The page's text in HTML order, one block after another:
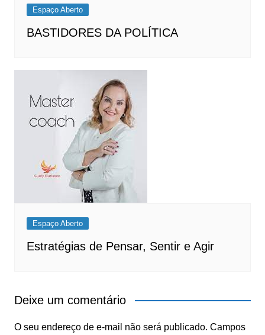
Espaço Aberto
BASTIDORES DA POLÍTICA
Espaço Aberto
Estratégias de Pensar, Sentir e Agir
Deixe um comentário
O seu endereço de e-mail não será publicado. Campos